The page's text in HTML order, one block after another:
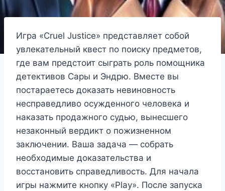
Игра «Cruel Justice» представляет собой
увлекательный квест по поиску предметов,
где вам предстоит сыграть роль помощника
детективов Сары и Эндрю. Вместе вы
постараетесь доказать невиновность
несправедливо осужденного человека и
наказать продажного судью, вынесшего
незаконный вердикт о пожизненном
заключении. Ваша задача — собрать
необходимые доказательства и
восстановить справедливость. Для начала
игры нажмите кнопку «Play». После запуска